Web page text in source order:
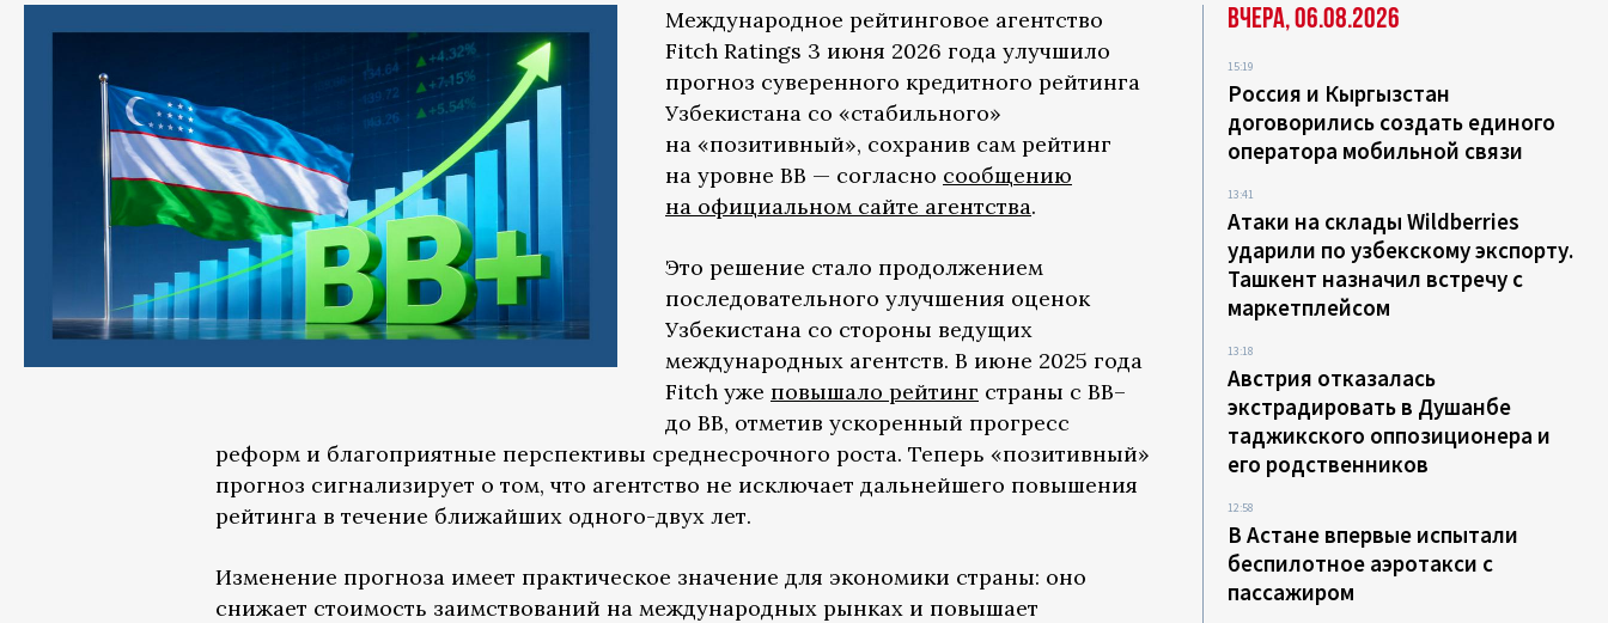
Международное рейтинговое агентство
Fitch Ratings 3 июня 2026 года улучшило
прогноз суверенного кредитного рейтинга
Узбекистана со «стабильного»
на «позитивный», сохранив сам рейтинг
на уровне BB — согласно сообщению
на официальном сайте агентства.
Это решение стало продолжением
последовательного улучшения оценок
Узбекистана со стороны ведущих
международных агентств. В июне 2025 года
Fitch уже повышало рейтинг страны с BB–
до BB, отметив ускоренный прогресс
реформ и благоприятные перспективы среднесрочного роста. Теперь «позитивный»
прогноз сигнализирует о том, что агентство не исключает дальнейшего повышения
рейтинга в течение ближайших одного-двух лет.
Изменение прогноза имеет практическое значение для экономики страны: оно
снижает стоимость заимствований на международных рынках и повышает
Вчера, 06.08.2026
15:19
Россия и Кыргызстан
договорились создать единого
оператора мобильной связи
13:41
Атаки на склады Wildberries
ударили по узбекскому экспорту.
Ташкент назначил встречу с
маркетплейсом
13:18
Австрия отказалась
экстрадировать в Душанбе
таджикского оппозиционера и
его родственников
12:58
В Астане впервые испытали
беспилотное аэротакси с
пассажиром